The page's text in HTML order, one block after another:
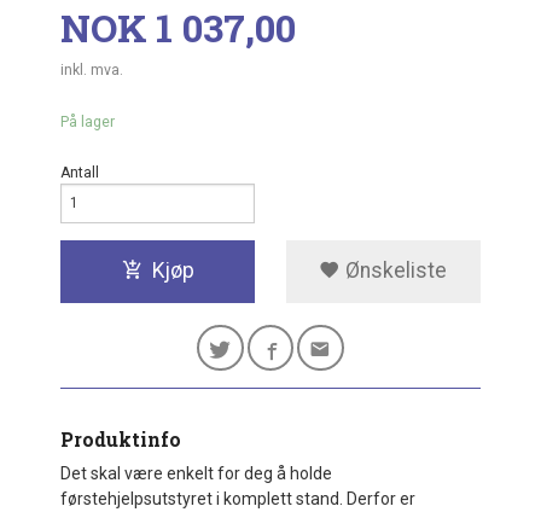
Pris
NOK 1 037,00
inkl. mva.
På lager
Antall
Kjøp Ønskeliste
Produktinfo
Det skal være enkelt for deg å holde
førstehjelpsutstyret i komplett stand. Derfor er